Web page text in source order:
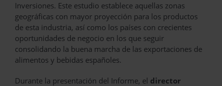
Inversiones. Este estudio establece aquellas zonas
geográficas con mayor proyección para los productos
de esta industria, así como los países con crecientes
oportunidades de negocio en los que seguir
consolidando la buena marcha de las exportaciones de
alimentos y bebidas españoles.
Durante la presentación del Informe, el director